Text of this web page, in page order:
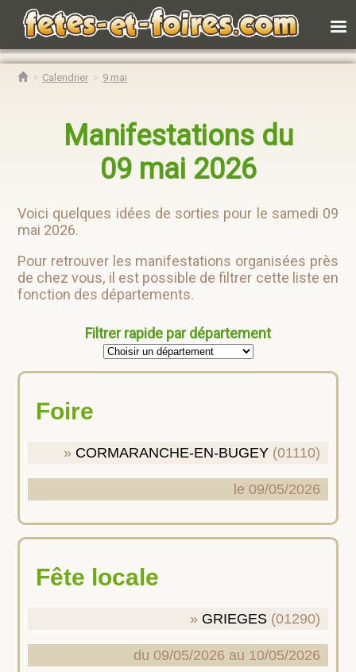
Calendrier 9 mai
Manifestations du
09 mai 2026
Voici quelques idées de sorties pour le samedi 09
mai 2026.
Pour retrouver les manifestations organisées près
de chez vous, il est possible de filtrer cette liste en
fonction des départements.
Filtrer rapide par département
Foire
CORMARANCHE-EN-BUGEY (01110)
le 09/05/2026
Fête locale
GRIEGES (01290)
du 09/05/2026 au 10/05/2026